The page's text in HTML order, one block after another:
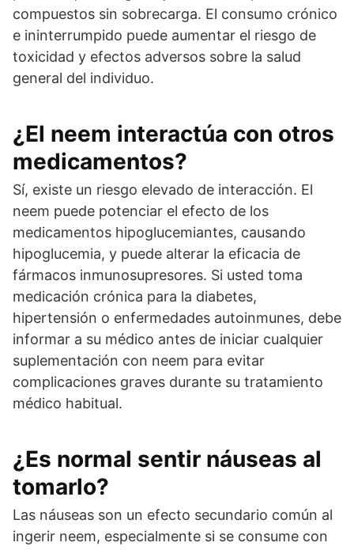
compuestos sin sobrecarga. El consumo crónico
e ininterrumpido puede aumentar el riesgo de
toxicidad y efectos adversos sobre la salud
general del individuo.
¿El neem interactúa con otros
medicamentos?
Sí, existe un riesgo elevado de interacción. El
neem puede potenciar el efecto de los
medicamentos hipoglucemiantes, causando
hipoglucemia, y puede alterar la eficacia de
fármacos inmunosupresores. Si usted toma
medicación crónica para la diabetes,
hipertensión o enfermedades autoinmunes, debe
informar a su médico antes de iniciar cualquier
suplementación con neem para evitar
complicaciones graves durante su tratamiento
médico habitual.
¿Es normal sentir náuseas al
tomarlo?
Las náuseas son un efecto secundario común al
ingerir neem, especialmente si se consume con